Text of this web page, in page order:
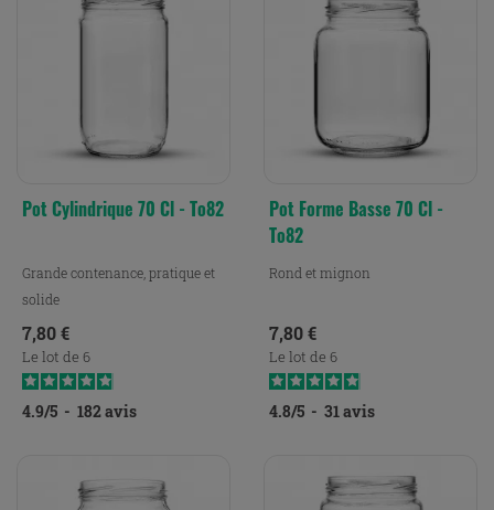
Pot Cylindrique 70 Cl - To82
Grande contenance, pratique et
solide
Prix
7,80 €
Le lot de 6
4.9/5 - 182avis
Pot Forme Basse 70 Cl -
To82
Rond et mignon
Prix
7,80 €
Le lot de 6
4.8/5 - 31avis